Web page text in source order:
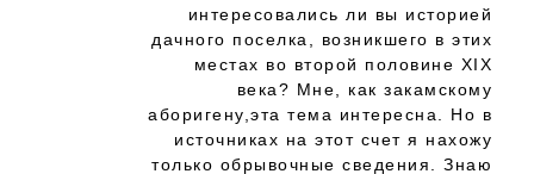
интересовались ли вы историей
дачного поселка, возникшего в этих
местах во второй половине XIX
века? Мне, как закамскому
аборигену,эта тема интересна. Но в
источниках на этот счет я нахожу
только обрывочные сведения. Знаю